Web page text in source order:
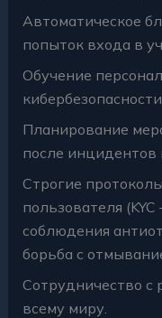
Автоматическое
попыток входа в
Обучение
Планирование
после инцидентов
Строгие
пользователя
соблюдения
борьба с
Сотрудничество
всему миру.